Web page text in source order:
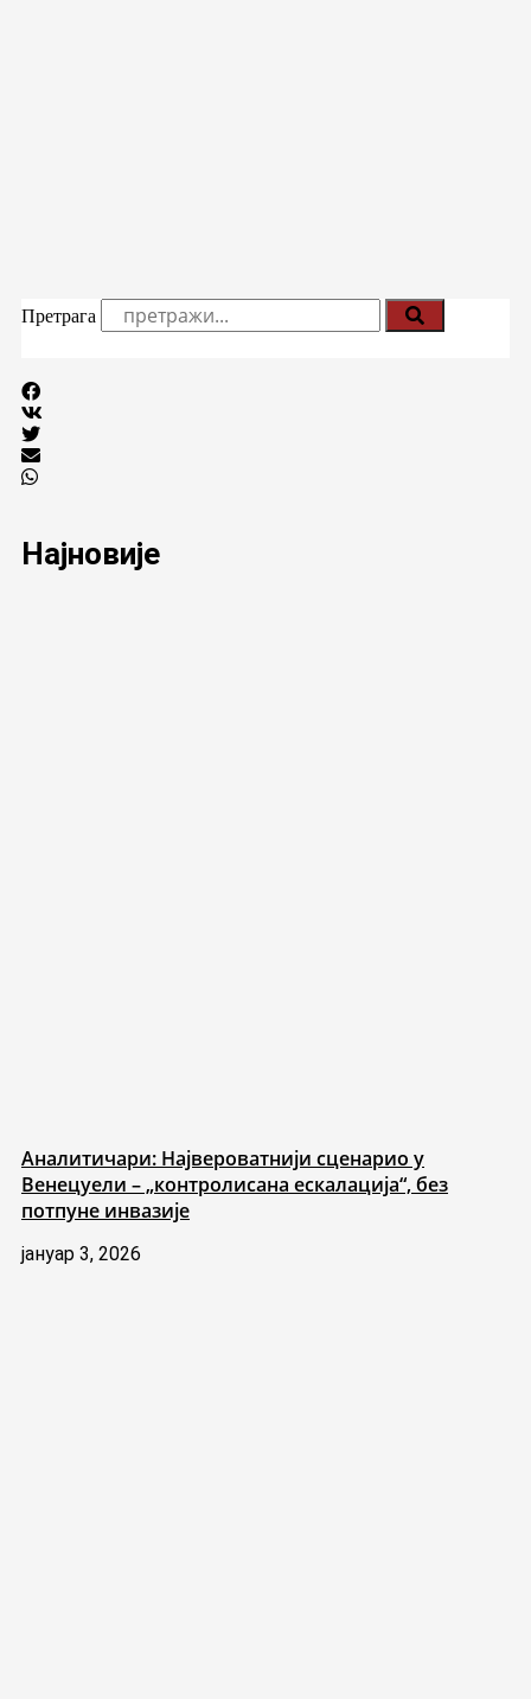
Претрага
Најновије
Аналитичари: Највероватнији сценарио у
Венецуели – „контролисана ескалација“, без
потпуне инвазије
јануар 3, 2026